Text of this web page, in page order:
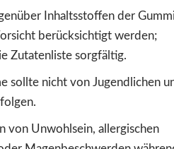
Inhaltsstoffen der
berücksichtigt werden;
Zutatenliste sorgfältig.
sollte nicht von Jugendlichen
von Unwohlsein, allergischen